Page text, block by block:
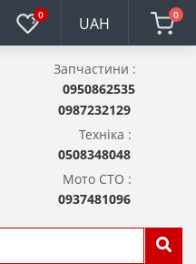
0 UAH 0
Запчастини :
0950862535
0987232129
Техніка :
0508348048
Мото СТО :
0937481096